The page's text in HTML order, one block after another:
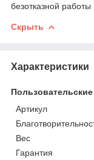
безотказной
Скрыть
Характеристики
Артикул
Вес
Гарантия